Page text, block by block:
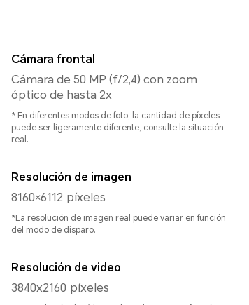
Cámara frontal
Cámara de 50 MP (f/2,4) con zoom
óptico de hasta 2x
* En diferentes modos de foto, la cantidad de píxeles
puede ser ligeramente diferente, consulte la situación
real.
Resolución de imagen
8160×6112 píxeles
*La resolución de imagen real puede variar en función
del modo de disparo.
Resolución de video
3840x2160 píxeles